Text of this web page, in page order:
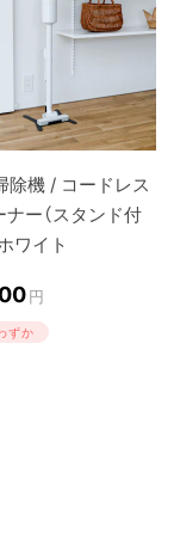
除機 / コードレス
ナー（スタンド付
ワイト
円
ずか